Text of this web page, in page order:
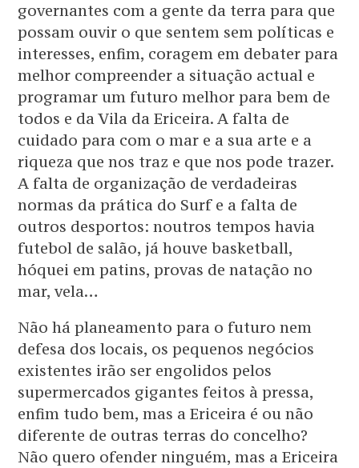
governantes com a gente da terra para que
possam ouvir o que sentem sem políticas e
interesses, enfim, coragem em debater para
melhor compreender a situação actual e
programar um futuro melhor para bem de
todos e da Vila da Ericeira. A falta de
cuidado para com o mar e a sua arte e a
riqueza que nos traz e que nos pode trazer.
A falta de organização de verdadeiras
normas da prática do Surf e a falta de
outros desportos: noutros tempos havia
futebol de salão, já houve basketball,
hóquei em patins, provas de natação no
mar, vela…
Não há planeamento para o futuro nem
defesa dos locais, os pequenos negócios
existentes irão ser engolidos pelos
supermercados gigantes feitos à pressa,
enfim tudo bem, mas a Ericeira é ou não
diferente de outras terras do concelho?
Não quero ofender ninguém, mas a Ericeira